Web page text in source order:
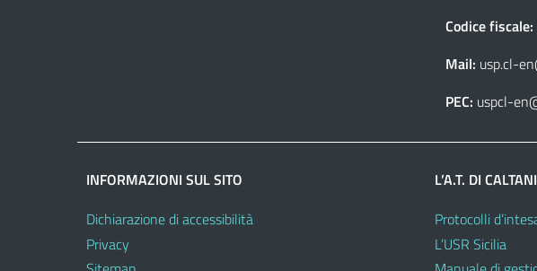
Codice fiscale:
Mail: usp.cl-
PEC: uspcl-
INFORMAZIONI SUL SITO
Dichiarazione di accessibilità
Privacy
L’A.T. DI
Protocolli
L’USR Sicilia